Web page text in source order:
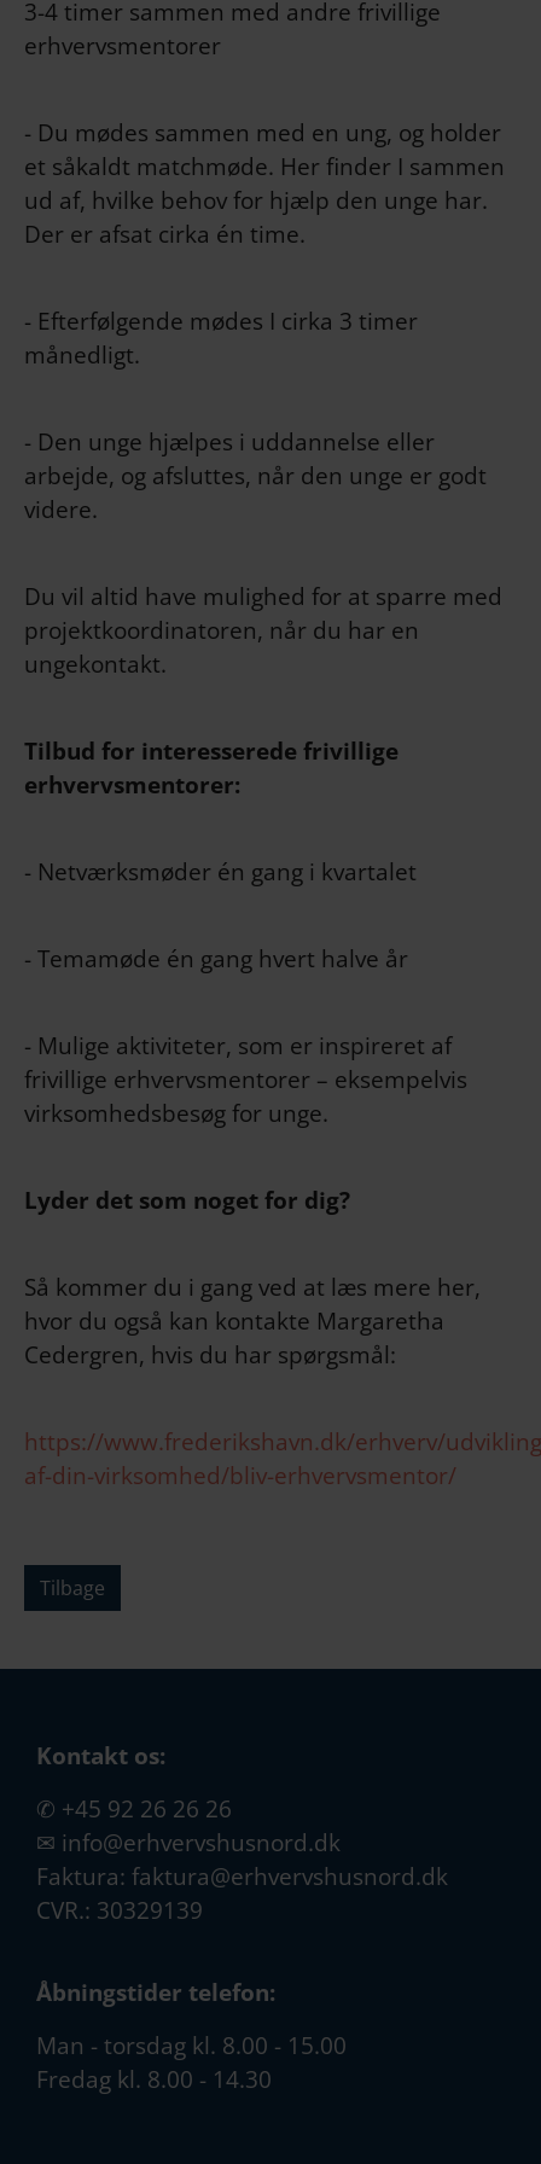
3-4 timer sammen med andre frivillige
erhvervsmentorer
- Du mødes sammen med en ung, og holder
et såkaldt matchmøde. Her finder I sammen
ud af, hvilke behov for hjælp den unge har.
Der er afsat cirka én time.
- Efterfølgende mødes I cirka 3 timer
månedligt.
- Den unge hjælpes i uddannelse eller
arbejde, og afsluttes, når den unge er godt
videre.
Du vil altid have mulighed for at sparre med
projektkoordinatoren, når du har en
ungekontakt.
Tilbud for interesserede frivillige
erhvervsmentorer:
- Netværksmøder én gang i kvartalet
- Temamøde én gang hvert halve år
- Mulige aktiviteter, som er inspireret af
frivillige erhvervsmentorer – eksempelvis
virksomhedsbesøg for unge.
Lyder det som noget for dig?
Så kommer du i gang ved at læs mere her,
hvor du også kan kontakte Margaretha
Cedergren, hvis du har spørgsmål:
https://www.frederikshavn.dk/erhverv/
af-din-virksomhed/bliv-erhvervsmentor/
Tilbage
Kontakt os:
✆ +45 92 26 26 26
✉ info@erhvervshusnord.dk
Faktura: faktura@erhvervshusnord.dk
CVR.: 30329139
Åbningstider telefon:
Man - torsdag kl. 8.00 - 15.00
Fredag kl. 8.00 - 14.30